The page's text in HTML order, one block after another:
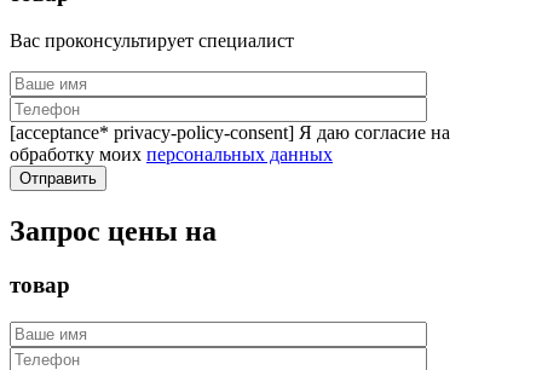
Вас проконсультирует специалист
[acceptance* privacy-policy-consent] Я даю согласие на
обработку моих персональных данных
Запрос цены на
товар